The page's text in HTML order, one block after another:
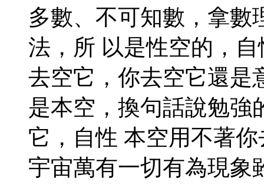
多數、不可知數，拿數
法，所 以是性空的，
去空它，你去空它還是
是本空，換句話說勉強
它，自性 本空用不著
宇宙萬有一切有為現象